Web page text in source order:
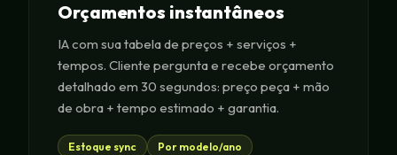
Orçamentos instantâneos
IA com sua tabela de preços + serviços +
tempos. Cliente pergunta e recebe orçamento
detalhado em 30 segundos: preço peça + mão
de obra + tempo estimado + garantia.
Estoque sync
Por modelo/ano